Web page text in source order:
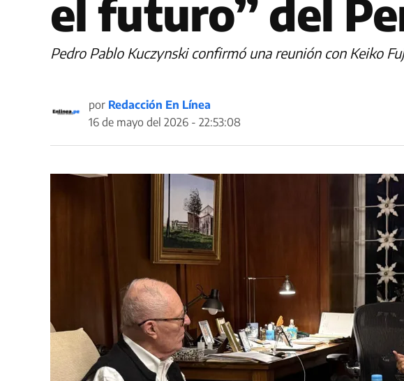
el futuro” del
Pedro Pablo Kuczynski confirmó una reunión con Keiko
por Redacción En Línea
16 de mayo del 2026 - 22:53:08